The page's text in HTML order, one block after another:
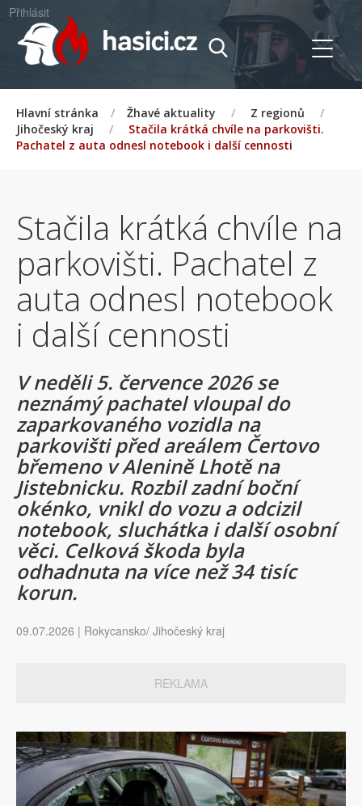
Přihlásit
Hlavní stránka / Žhavé aktuality / Z regionů
/
Jihočeský kraj
/
Stačila krátká chvíle na parkovišti.
Pachatel z auta odnesl notebook i další cennosti
Stačila krátká chvíle na
parkovišti. Pachatel z
auta odnesl notebook
i další cennosti
V neděli 5. července 2026 se
neznámý pachatel vloupal do
zaparkovaného vozidla na
parkovišti před areálem Čertovo
břemeno v Alenině Lhotě na
Jistebnicku. Rozbil zadní boční
okénko, vnikl do vozu a odcizil
notebook, sluchátka i další osobní
věci. Celková škoda byla
odhadnuta na více než 34 tisíc
korun.
09.07.2026 | Rokycansko/ Jihočeský kraj
REKLAMA